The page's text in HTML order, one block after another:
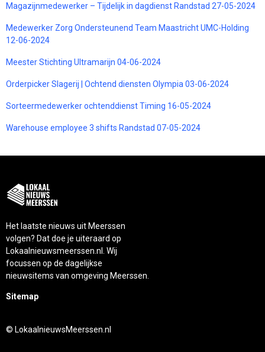
Magazijnmedewerker – Tijdelijk in dagdienst Randstad 27-05-2024
Medewerker Zorg Ondersteunend Team Maastricht UMC-Holding
12-06-2024
Meester Stichting Ultramarijn 04-06-2024
Orderpicker Slagerij | Ochtend diensten Olympia 03-06-2024
Sorteermedewerker ochtenddienst Timing 16-05-2024
Warehouse employee 3 shifts Randstad 07-05-2024
Het laatste nieuws uit Meerssen
volgen? Dat doe je uiteraard op
Lokaalnieuwsmeerssen.nl. Wij
focussen op de dagelijkse
nieuwsitems van omgeving Meerssen.
Sitemap
© LokaalnieuwsMeerssen.nl